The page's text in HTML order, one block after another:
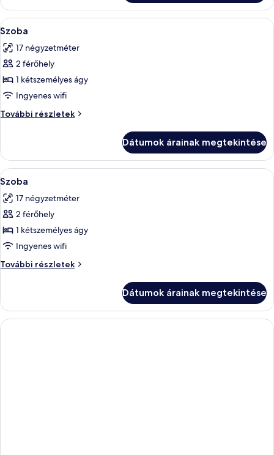
a
tóra
kilátással
tóra
részletei
A
következő
szoba
összes
képének
megtekintése:
Szoba
7
Szoba
17 négyzetméter
2 férőhely
1 kétszemélyes ágy
Ingyenes wifi
További részletek
Szoba
Dátumok árainak megtekintése
A
következő
szoba
összes
képének
megtekintése:
Szoba
8
Szoba
17 négyzetméter
2 férőhely
1 kétszemélyes ágy
Ingyenes wifi
További részletek
Szoba
Dátumok árainak megtekintése